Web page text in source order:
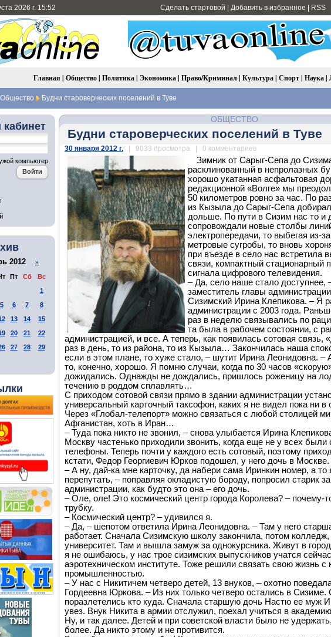
2026 г. 15:52 Сделать стартовой Добавить в избранное RSS
Главная | Общество| Политика| Экономика| Право/Криминал| Культура| Спорт| Наука|
Общество Будни староверческих поселений в Туве
компьютер
2012 »
Пт Сб
Вс
1
5 6 7
8
13 14
15
20 21
22
27 28
29
ОБЩЕСТВО
Будни староверческих поселений в Туве
30 января 2012 г. | 9033 просмотра | 0 комментариев
Зимник от Сарыг-Сепа до
расклинованный в непролазных
хорошо укатанная асфальтовая
редакционной «Волге» мы
50 километров ровно за час. По
из Кызыла до Сарыг-Сепа
дольше. По пути в Сизим нас то и
сопровождали новые столбы
электропередачи, то выбегая из-
метровые сугробы, то вновь
при въезде в село нас встретила
связи, компактный стационарный
сигнала цифрового телевидения.
– Да, село наше стало доступнее,
заместитель главы
Сизимский Ирина Клепикова. – Я
администрации с 2003 года.
раз в неделю связывались по
та была в рабочем состоянии, с
администрацией, и все. А теперь, как появилась сотовая связь,
раз в день, то из района, то из Кызыла… Закончилась наша
если в этом плане, то хуже стало, – шутит Ирина Леонидовна. –
то, конечно, хорошо. Я помню случаи, когда по 30 часов
дожидались. Однажды не дождались, пришлось роженицу на
течению в роддом сплавлять…
С приходом сотовой связи прямо в здании администрации
универсальный карточный таксофон, каких я не видел пока ни в
Через «Глобал-телепорт» можно связаться с любой столицей
Афганистан, хоть в Иран…
– Туда пока никто не звонил, – снова улыбается Ирина
Москву частенько приходили звонить, когда еще не у всех были
телефоны. Теперь почти у каждого есть сотовый, поэтому
кстати, Федор Георгиевич Юрков подошел, у него дочь в Москве.
– А ну, дай-ка мне карточку, да набери сама Иринкин номер, а
перепутать, – поправляя окладистую бороду, попросил старик
администрации, как будто это она – его дочь.
– Оле, оле! Это космический центр города Королева? – почему-
трубку.
– Космический центр? – удивился я.
– Да, – шепотом ответила Ирина Леонидовна. – Там у него
работает. Сначала Сизимскую школу закончила, потом
университет. Там и вышла замуж за однокурсника. Живут в
я не ошибаюсь, у нас трое сизимских выпускников учатся
аэротехническом институте. Тоже решили связать свою жизнь с
промышленностью.
– У нас с Никитичем четверо детей, 13 внуков, – охотно
Гордеевна Юркова. – Из них только четверо остались в
поразлетелись кто куда. Сначала старшую дочь Настю ее муж
увез. Внук Никита в армии отслужил, поехал учиться в
Ну, и так далее. Детей и при советской власти было не
более. Да никто этому и не противится.